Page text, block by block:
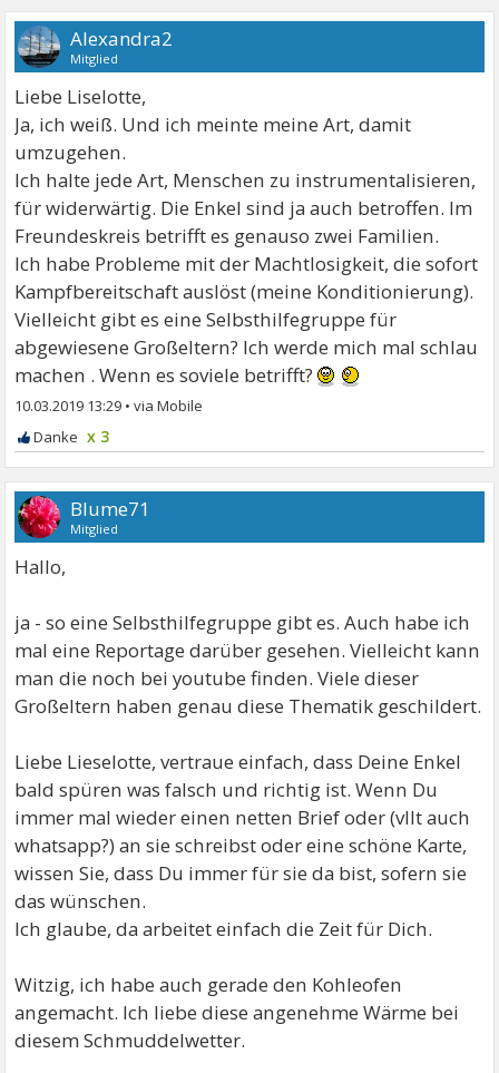
Alexandra2
Mitglied
Liebe Liselotte,
Ja, ich weiß. Und ich meinte meine Art, damit
umzugehen.
Ich halte jede Art, Menschen zu instrumentalisieren,
für widerwärtig. Die Enkel sind ja auch betroffen. Im
Freundeskreis betrifft es genauso zwei Familien.
Ich habe Probleme mit der Machtlosigkeit, die sofort
Kampfbereitschaft auslöst (meine Konditionierung).
Vielleicht gibt es eine Selbsthilfegruppe für
abgewiesene Großeltern? Ich werde mich mal schlau
machen . Wenn es soviele betrifft?
10.03.2019 13:29 •
x 3
Blume71
Mitglied
Hallo,
ja - so eine Selbsthilfegruppe gibt es. Auch habe ich
mal eine Reportage darüber gesehen. Vielleicht kann
man die noch bei youtube finden. Viele dieser
Großeltern haben genau diese Thematik geschildert.
Liebe Lieselotte, vertraue einfach, dass Deine Enkel
bald spüren was falsch und richtig ist. Wenn Du
immer mal wieder einen netten Brief oder (vllt auch
whatsapp?) an sie schreibst oder eine schöne Karte,
wissen Sie, dass Du immer für sie da bist, sofern sie
das wünschen.
Ich glaube, da arbeitet einfach die Zeit für Dich.
Witzig, ich habe auch gerade den Kohleofen
angemacht. Ich liebe diese angenehme Wärme bei
diesem Schmuddelwetter.